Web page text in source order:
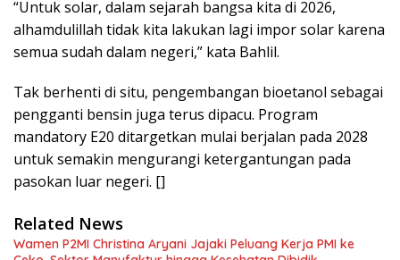
“Untuk solar, dalam sejarah bangsa kita di 2026,
alhamdulillah tidak kita lakukan lagi impor solar karena
semua sudah dalam negeri,” kata Bahlil.
Tak berhenti di situ, pengembangan bioetanol sebagai
pengganti bensin juga terus dipacu. Program
mandatory E20 ditargetkan mulai berjalan pada 2028
untuk semakin mengurangi ketergantungan pada
pasokan luar negeri. []
Related News
Wamen P2MI Christina Aryani Jajaki Peluang Kerja PMI ke